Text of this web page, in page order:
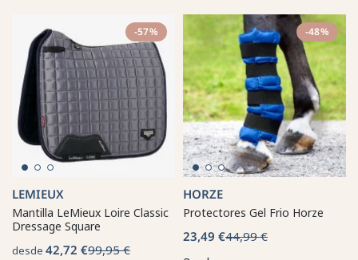
-57%
LEMIEUX
Mantilla LeMieux Loire Classic
Dressage Square
desde 42,72 €99,95 €
-48%
HORZE
Protectores Gel Frio Horze
23,49 €44,99 €